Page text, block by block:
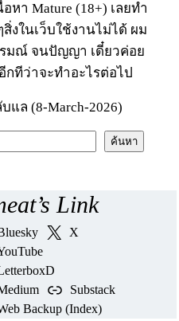
อหา Mature (18+) เลยทำ
งในเว็บใช้งานไม่ได้ ผม
มณ์ จนปัญญา เดี๋ยวค่อย
กทีว่าจะทำอะไรต่อไป
แล (8-March-2026)
ค้นหา
Link
X
Substack
Backup (Index)